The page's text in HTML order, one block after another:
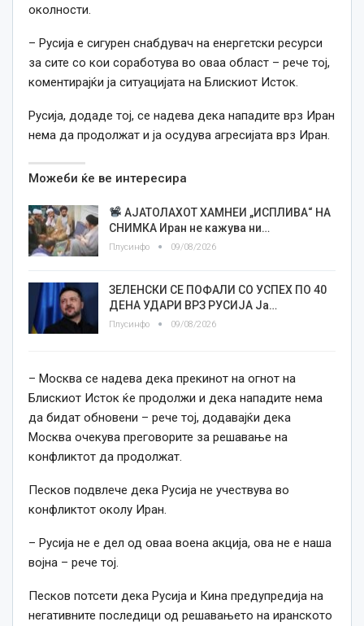
околности.
– Русија е сигурен снабдувач на енергетски ресурси
за сите со кои соработува во оваа област – рече тој,
коментирајќи ја ситуацијата на Блискиот Исток.
Русија, додаде тој, се надева дека нападите врз Иран
нема да продолжат и ја осудува агресијата врз Иран.
Можеби ќе ве интересира
АЈАТОЛАХОТ ХАМНЕИ „ИСПЛИВА“ НА
СНИМКА Иран не кажува ни…
Плусинфо 09/08/2026
ЗЕЛЕНСКИ СЕ ПОФАЛИ СО УСПЕХ ПО 40
ДЕНА УДАРИ ВРЗ РУСИЈА Ја…
Плусинфо 09/08/2026
– Москва се надева дека прекинот на огнот на
Блискиот Исток ќе продолжи и дека нападите нема
да бидат обновени – рече тој, додавајќи дека
Москва очекува преговорите за решавање на
конфликтот да продолжат.
Песков подвлече дека Русија не учествува во
конфликтот околу Иран.
– Русија не е дел од оваа воена акција, ова не е наша
војна – рече тој.
Песков потсети дека Русија и Кина предупредија на
негативните последици од решавањето на иранското